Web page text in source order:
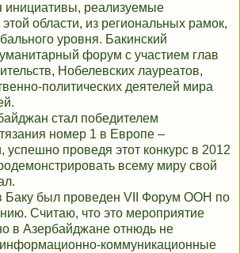
инициативы, реализуемые
области, из региональных рамок,
уровня. Бакинский
форум с участием глав
Нобелевских лауреатов,
политических деятелей мира
стал победителем
номер 1 в Европе –
проведя этот конкурс в 2012
всему миру свой
Баку был проведен VII Форум ООН по
Считаю, что это мероприятие
в Азербайджане отнюдь не
информационно-коммуникационные